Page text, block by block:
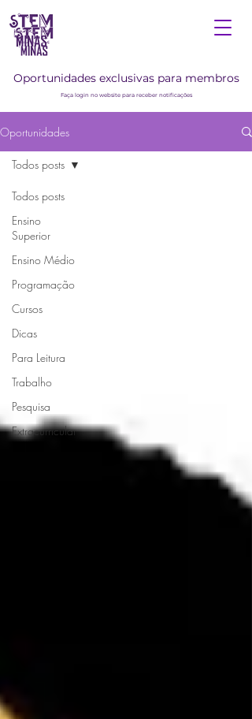
Oportunidades exclusivas para membros
Faça login no website para receber notificações
Oportunidades
Todos posts
Ensino
Superior
Ensino Médio
Programação
Cursos
Dicas
Para Leitura
Trabalho
Pesquisa
Extracurricular
Todos posts